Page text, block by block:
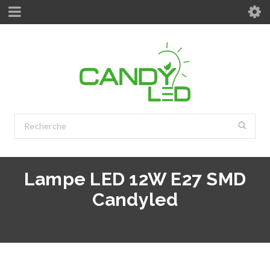
Lampe LED 12W E27 SMD
Candyled